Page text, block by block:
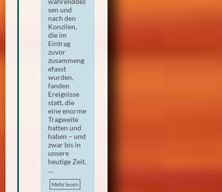
sen und
nach den
Konzilen,
die im
Eintrag
zuvor
zusammeng
efasst
wurden,
fanden
Ereignisse
statt, die
eine enorme
Tragweite
hatten und
haben – und
zwar bis in
unsere
heutige Zeit.
…
Mehr lesen